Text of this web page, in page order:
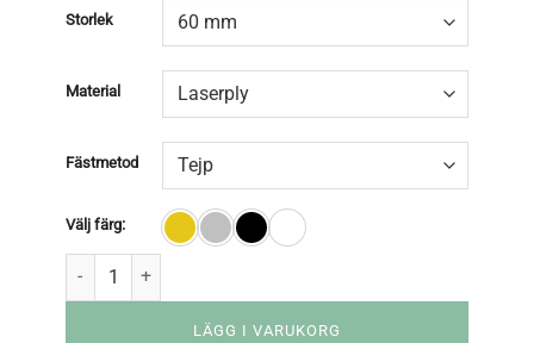
Storlek
Material
Fästmetod
Välj färg:
LÄGG I VARUKORG